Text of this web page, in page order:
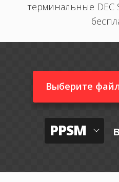
терминальные DEC
Выберите
PPSM в